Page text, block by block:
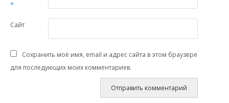
*
Сайт
Сохранить моё имя, email и адрес сайта в этом браузере
для последующих моих комментариев.